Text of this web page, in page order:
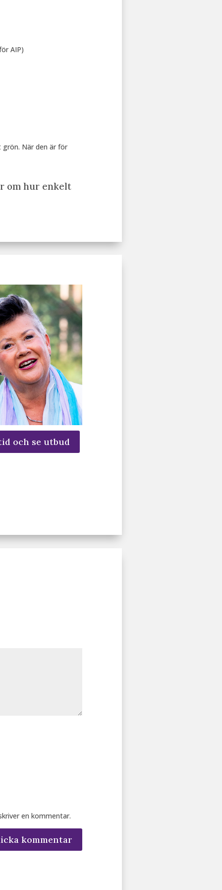
AIP)
När den är för
om hur enkelt
och se utbud
en kommentar.
kommentar